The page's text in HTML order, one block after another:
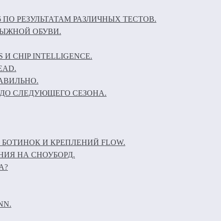
ПО РЕЗУЛЬТАТАМ РАЗЛИЧНЫХ ТЕСТОВ.
ОБУВИ.
CHIP INTELLIGENCE.
СЛЕДУЮЩЕГО СЕЗОНА.
И КРЕПЛЕНИЙ FLOW.
НА СНОУБОРД.